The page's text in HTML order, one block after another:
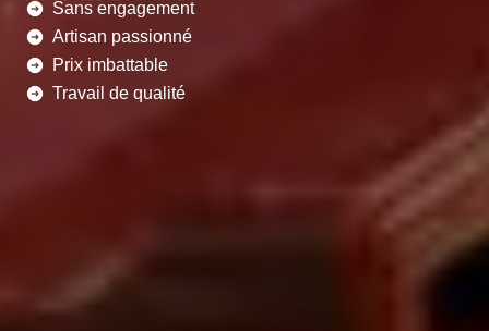
Sans engagement
Artisan passionné
Prix imbattable
Travail de qualité